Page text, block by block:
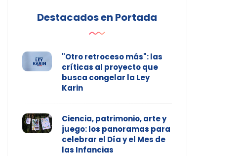
Destacados en Portada
"Otro retroceso más": las
críticas al proyecto que
busca congelar la Ley
Karin
Ciencia, patrimonio, arte y
juego: los panoramas para
celebrar el Día y el Mes de
las Infancias